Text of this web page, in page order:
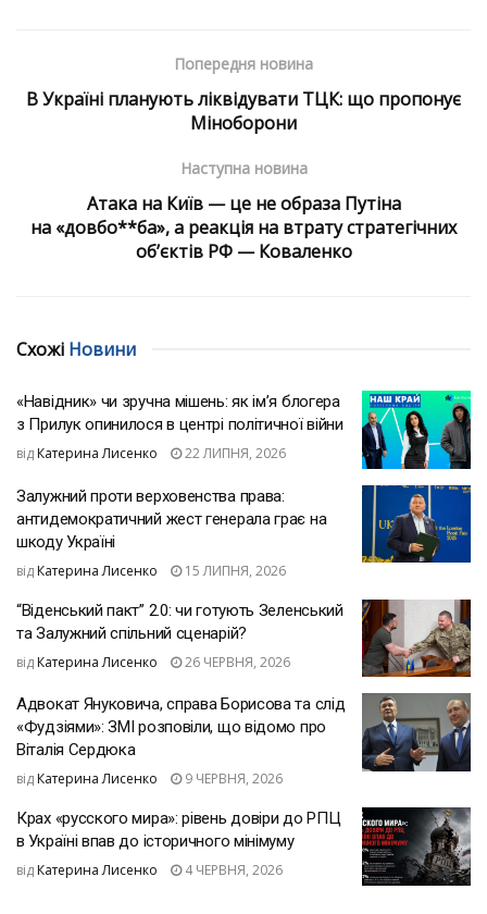
Попередня новина
В Україні планують ліквідувати ТЦК: що пропонує
Міноборони
Наступна новина
Атака на Київ — це не образа Путіна
на «довбо**ба», а реакція на втрату стратегічних
об’єктів РФ — Коваленко
Схожі Новини
«Навідник» чи зручна мішень: як ім’я блогера
з Прилук опинилося в центрі політичної війни
від Катерина Лисенко 22 ЛИПНЯ, 2026
Залужний проти верховенства права:
антидемократичний жест генерала грає на
шкоду Україні
від Катерина Лисенко 15 ЛИПНЯ, 2026
“Віденський пакт” 2.0: чи готують Зеленський
та Залужний спільний сценарій?
від Катерина Лисенко 26 ЧЕРВНЯ, 2026
Адвокат Януковича, справа Борисова та слід
«Фудзіями»: ЗМІ розповіли, що відомо про
Віталія Сердюка
від Катерина Лисенко 9 ЧЕРВНЯ, 2026
Крах «русского мира»: рівень довіри до РПЦ
в Україні впав до історичного мінімуму
від Катерина Лисенко 4 ЧЕРВНЯ, 2026